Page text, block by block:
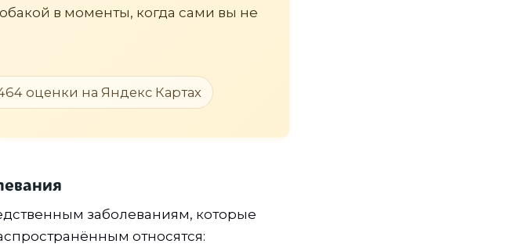
в моменты, когда сами вы не
оценки на Яндекс Картах
заболеваниям, которые
относятся: